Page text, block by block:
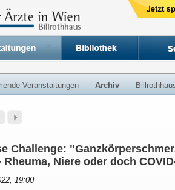
Veranstaltungen Archiv
Challenge:
Rheuma, Niere oder doch
19:00